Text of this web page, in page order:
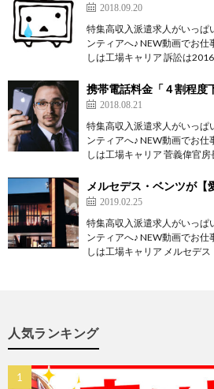
2018.09.20
特集高収入派遣求人がいっぱ
ンティアへ♪ NEW動画でお
しは工場キャリア 訴訟は
携帯電話料金「４割程度
2018.08.21
特集高収入派遣求人がいっぱ
ンティアへ♪ NEW動画でお
しは工場キャリア 菅義偉官
メルセデス・ベンツが【
2019.02.25
特集高収入派遣求人がいっぱ
ンティアへ♪ NEW動画でお
しは工場キャリア メルセデ
人気ランキング